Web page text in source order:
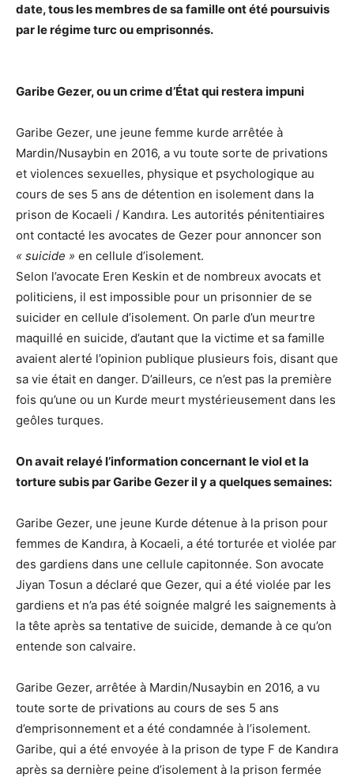
date, tous les membres de sa famille ont été poursuivis
par le régime turc ou emprisonnés.
Garibe Gezer, ou un crime d’État qui restera impuni
Garibe Gezer, une jeune femme kurde arrêtée à
Mardin/Nusaybin en 2016, a vu toute sorte de privations
et violences sexuelles, physique et psychologique au
cours de ses 5 ans de détention en isolement dans la
prison de Kocaeli / Kandıra. Les autorités pénitentiaires
ont contacté les avocates de Gezer pour annoncer son
« suicide » en cellule d’isolement.
Selon l’avocate Eren Keskin et de nombreux avocats et
politiciens, il est impossible pour un prisonnier de se
suicider en cellule d’isolement. On parle d’un meurtre
maquillé en suicide, d’autant que la victime et sa famille
avaient alerté l’opinion publique plusieurs fois, disant que
sa vie était en danger. D’ailleurs, ce n’est pas la première
fois qu’une ou un Kurde meurt mystérieusement dans les
geôles turques.
On avait relayé l’information concernant le viol et la
torture subis par Garibe Gezer il y a quelques semaines:
Garibe Gezer, une jeune Kurde détenue à la prison pour
femmes de Kandıra, à Kocaeli, a été torturée et violée par
des gardiens dans une cellule capitonnée. Son avocate
Jiyan Tosun a déclaré que Gezer, qui a été violée par les
gardiens et n’a pas été soignée malgré les saignements à
la tête après sa tentative de suicide, demande à ce qu’on
entende son calvaire.
Garibe Gezer, arrêtée à Mardin/Nusaybin en 2016, a vu
toute sorte de privations au cours de ses 5 ans
d’emprisonnement et a été condamnée à l’isolement.
Garibe, qui a été envoyée à la prison de type F de Kandıra
après sa dernière peine d’isolement à la prison fermée